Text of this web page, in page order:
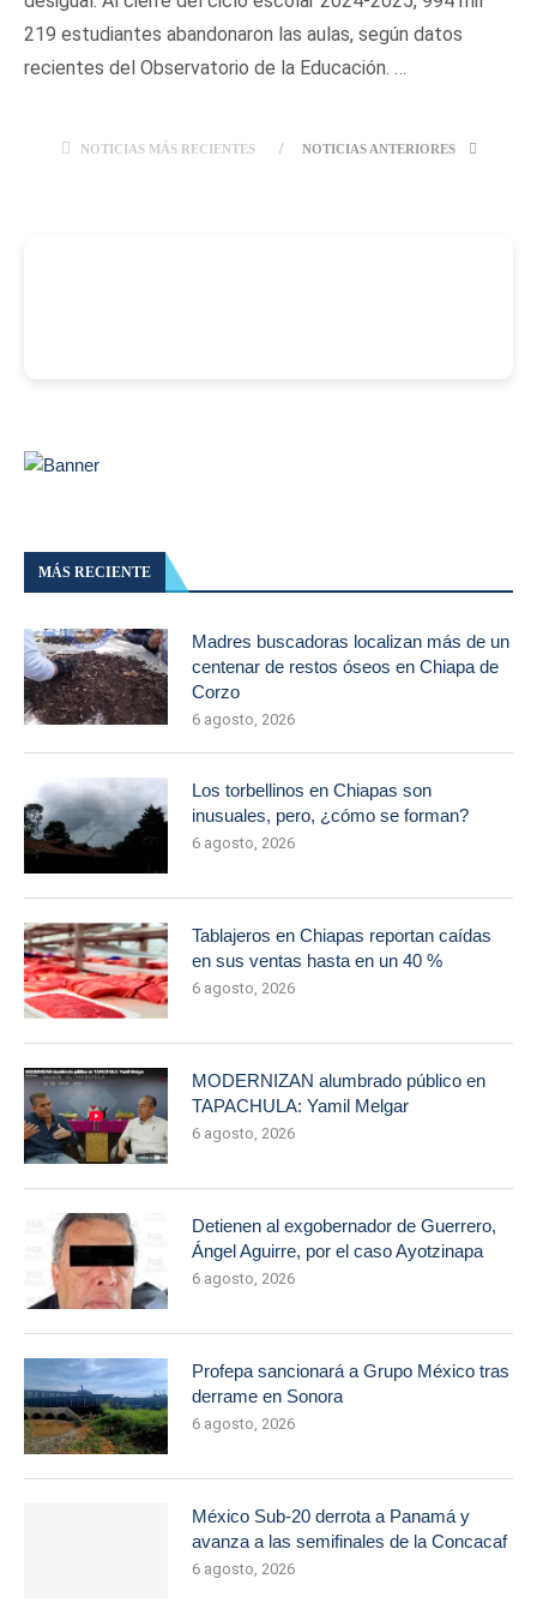
219 estudiantes abandonaron las aulas, según datos
recientes del Observatorio de la Educación. …
NOTICIAS MÁS RECIENTES NOTICIAS ANTERIORES
MÁS RECIENTE
Madres buscadoras localizan más de un
centenar de restos óseos en Chiapa de
Corzo
6 agosto, 2026
Los torbellinos en Chiapas son
inusuales, pero, ¿cómo se forman?
6 agosto, 2026
Tablajeros en Chiapas reportan caídas
en sus ventas hasta en un 40 %
6 agosto, 2026
MODERNIZAN alumbrado público en
TAPACHULA: Yamil Melgar
6 agosto, 2026
Detienen al exgobernador de Guerrero,
Ángel Aguirre, por el caso Ayotzinapa
6 agosto, 2026
Profepa sancionará a Grupo México tras
derrame en Sonora
6 agosto, 2026
México Sub-20 derrota a Panamá y
avanza a las semifinales de la Concacaf
6 agosto, 2026